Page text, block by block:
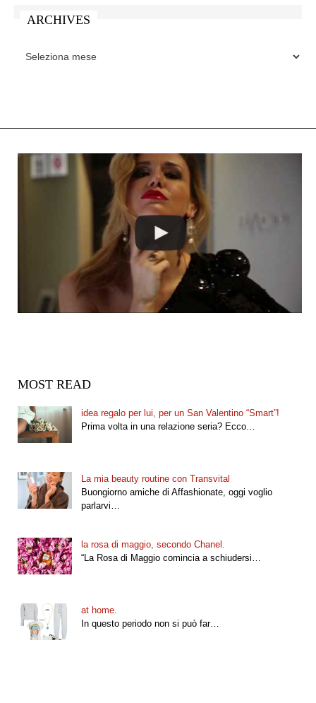
ARCHIVES
MOST READ
idea regalo per lui, per un San Valentino “Smart”!
Prima volta in una relazione seria? Ecco…
La mia beauty routine con Transvital
Buongiorno amiche di Affashionate, oggi voglio
parlarvi…
la rosa di maggio, secondo Chanel.
“La Rosa di Maggio comincia a schiudersi…
at home.
In questo periodo non si può far…